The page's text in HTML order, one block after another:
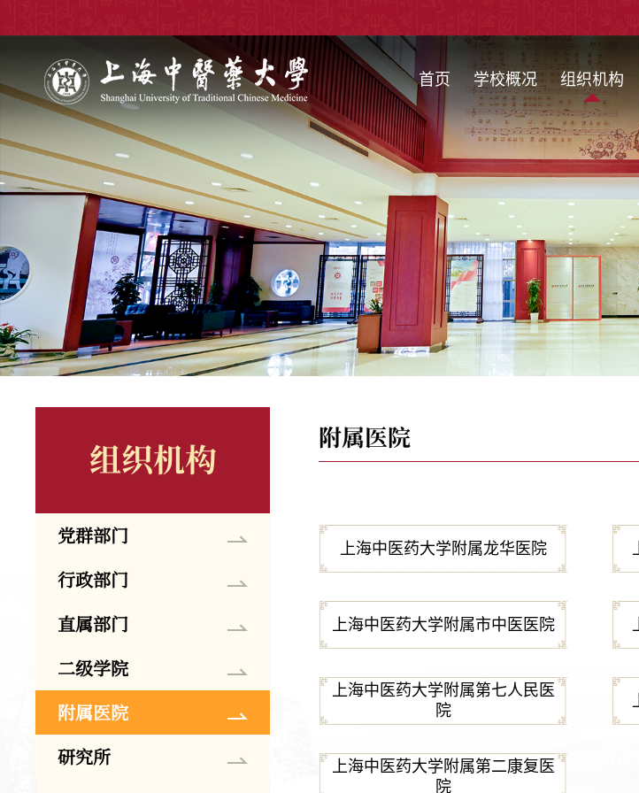
首页 学校概况 组织机构
组织机构
党群部门
行政部门
直属部门
二级学院
附属医院
研究所
附属医院
上海中医药大学附属龙华医院
上海中医药大学附属市中医医院
上海中医药大学附属第七人民医
院
上海中医药大学附属第二康复医
院